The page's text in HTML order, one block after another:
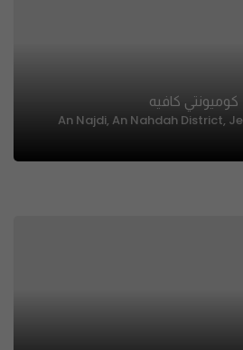
2777 An Najdi, An Nahdah District,